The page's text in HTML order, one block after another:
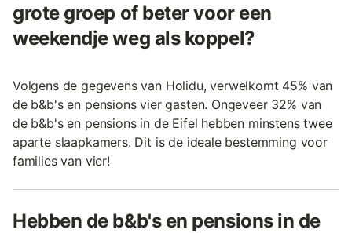
grote groep of beter voor een
weekendje weg als koppel?
Volgens de gegevens van Holidu, verwelkomt 45% van
de b&b's en pensions vier gasten. Ongeveer 32% van
de b&b's en pensions in de Eifel hebben minstens twee
aparte slaapkamers. Dit is de ideale bestemming voor
families van vier!
Hebben de b&b's en pensions in de